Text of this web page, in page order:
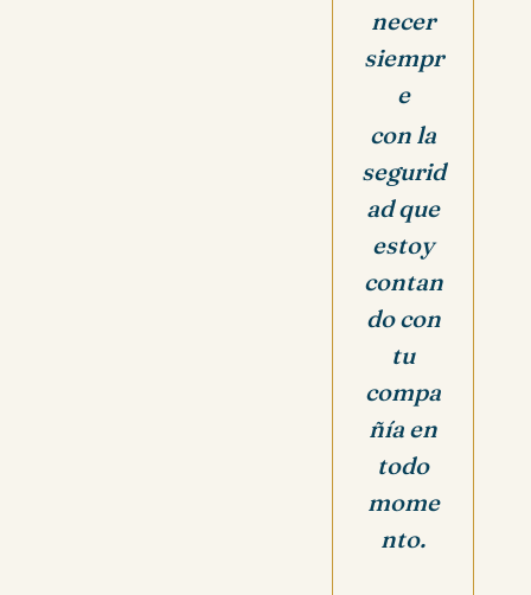
necer
siempr
e
con la
segurid
ad que
estoy
contan
do con
tu
compa
ñía en
todo
mome
nto.